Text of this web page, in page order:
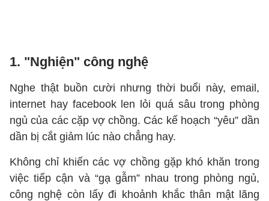
1. "Nghiện" công nghệ
Nghe thật buồn cười nhưng thời buổi này, email,
internet hay facebook len lỏi quá sâu trong phòng
ngủ của các cặp vợ chồng. Các kế hoạch “yêu” dần
dần bị cắt giảm lúc nào chẳng hay.
Không chỉ khiến các vợ chồng gặp khó khăn trong
việc tiếp cận và “gạ gẫm” nhau trong phòng ngủ,
công nghệ còn lấy đi khoảnh khắc thân mật lãng